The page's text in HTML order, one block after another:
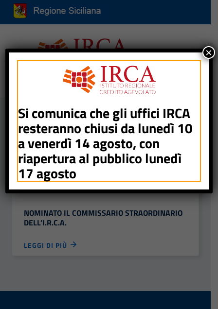
Vai ai contenuti
Vai al menu di navigazione
Vai al footer
Attiva / disattiva la navigazione
Febbraio
Mese:Febbraio 2026
Pagina 1 di 1
10 FEBBRAIO 2026
NOMINATO IL COMMISSARIO STRAORDINARIO
DELL’I.R.C.A.
LEGGI DI PIÙ
Si comunica che gli uffici IRCA
resteranno chiusi da lunedì 10
a venerdì 14 agosto, con
riapertura al pubblico lunedì
17 agosto
×